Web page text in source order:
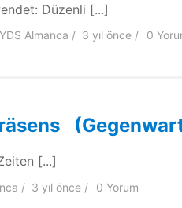
Düzenli [...]
YDS Almanca 3 yıl önce 0
[...]
3 yıl önce 0 Yorum